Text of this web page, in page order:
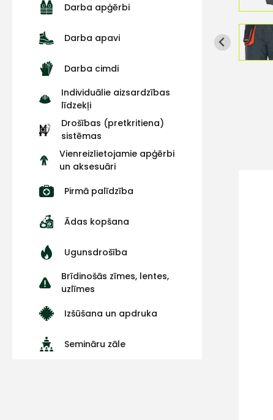
Darba apģērbi
Darba apavi
Darba cimdi
Individuālie aizsardzības
līdzekļi
Drošības (pretkritiena)
sistēmas
Vienreizlietojamie apģērbi
un aksesuāri
Pirmā palīdzība
Ādas kopšana
Ugunsdrošība
Brīdinošās zīmes, lentes,
uzlīmes
Izšūšana un apdruka
Semināru zāle